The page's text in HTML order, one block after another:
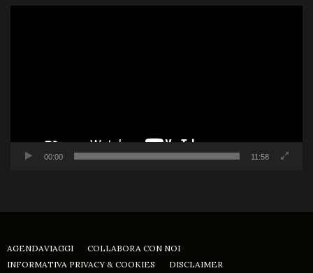
00:00 11:58
AGENDAVIAGGI
COLLABORA CON NOI
INFORMATIVA PRIVACY & COOKIES
DISCLAIMER